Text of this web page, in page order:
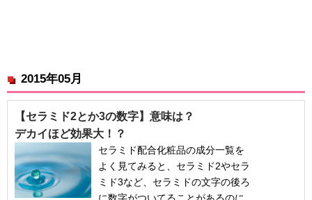
2015年05月
【セラミド2とか3の数字】意味は？
デカイほど効果大！？
セラミド配合化粧品の成分一覧を
よく見てみると、セラミド2やセラ
ミド3など、セラミドの文字の後ろ